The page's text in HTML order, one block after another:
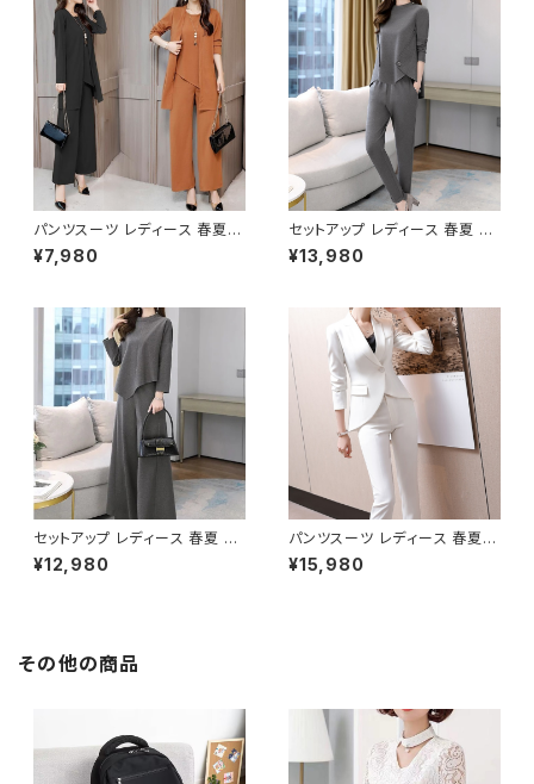
ビジネススーツ ロング パンツス
ーツ ロングパンツ ペプラム ノー
カラースーツ ペプラムジャケット
レディーススーツ 大きいサイズ
オフィス OL オフィスカジュアル
ビジネス 結婚式 パーティー お
呼ばれ ブラック ネイビー グレ
ー S M L XL 2XL 3XL 4XL 5
XL 10代 20代 30代 40代 C-
WAW1079
ロング パンツスーツ ロングパン
ツ ペプラム フリル ペプラムジャ
ケット レディーススーツ 大きい
サイズ 変形デザイン クロップド
丈 オフィス OL オフィスカジュ
アル ビジネス 結婚式 パーティ
ー お呼ばれ レッド ボルドー ブ
ラック 10代 20代 30代 40代
C-WAW1034
パンツスーツ レディース 春夏
秋冬 春 夏 秋 冬 黒 パンツスタ
イル スーツ 無地 上下セット 3
ノースリーブ セットアップ ワイド
パンツ ロング パンツスーツ オフ
ィス ロングパンツ トップス アウ
ター OL オフィスカジュアル 結
婚式 パーティー お呼ばれ ブラ
ック キャメル 10代 20代 30代
40代 C-WAW1032
¥7,980
セットアップ レディース 春夏 秋
冬 春 夏 秋 冬 黒 パンツスーツ
パンツスタイル スーツ 無地 上
スタイル パンツ アシンメトリー
セットアップ スカーチョ ワイドパ
ンツ ロング パンツスーツ オフィ
ス ロングパンツ トップス OL オ
フィスカジュアル 結婚式 パーテ
ィー お呼ばれ ブラック グレー
ブラウン 10代 20代 30代 40
代 C-WAW1069
¥13,980
セットアップ レディース 春夏 秋
冬 春 夏 秋 冬 黒 パンツスーツ
パンツスタイル スーツ 無地 上
パンツスーツ オフィス ロングパ
代 20代 30代 40代 C-WAW1
067
¥12,980
パンツスーツ レディース 春夏
秋冬 春 夏 秋 冬 スーツ 上下セ
ット 2点セット ジャケット ロング
グリーン イエローベージュ ダ
ークグレー 10代 20代 30代 4
0代 C-WAW1054
¥15,980
その他の商品